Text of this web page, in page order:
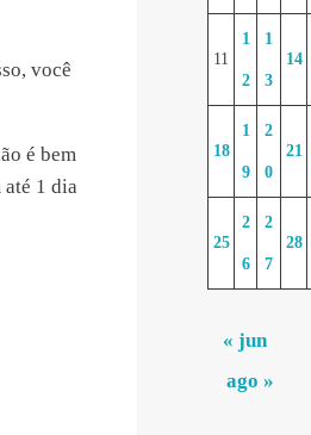
você
é bem
até 1 dia
11
1
2
1
3
14
18
1
9
2
0
21
25
2
6
2
7
28
« jun
ago »